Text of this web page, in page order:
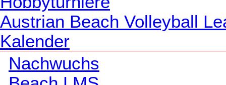
Austrian Beach Volleyball
Kalender
Nachwuchs